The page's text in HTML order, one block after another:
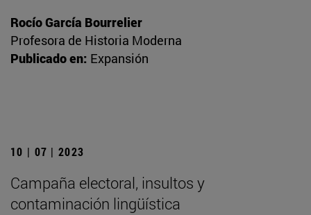
Rocío García Bourrelier
Profesora de Historia Moderna
Publicado en: Expansión
10 | 07 | 2023
Campaña electoral, insultos y
contaminación lingüística